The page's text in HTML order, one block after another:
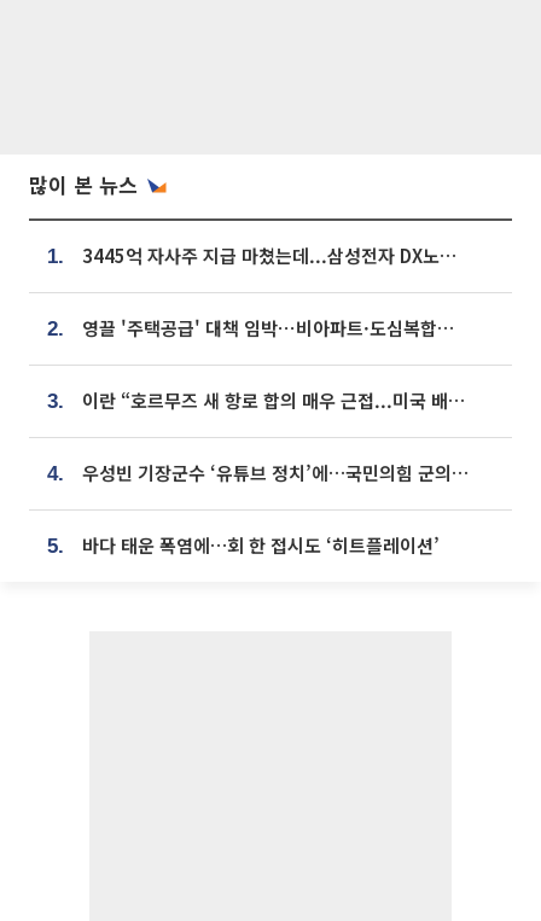
많이 본 뉴스
1. 3445억 자사주 지급 마쳤는데...삼성전자 DX노조, 뒤늦은 '떼쓰기 집회'
2. 영끌 '주택공급' 대책 임박⋯비아파트·도심복합까지 총동원
3. 이란 “호르무즈 새 항로 합의 매우 근접...미국 배상 먼저”
4. 우성빈 기장군수 ‘유튜브 정치’에…국민의힘 군의원들 집단 반발
5. 바다 태운 폭염에…회 한 접시도 ‘히트플레이션’